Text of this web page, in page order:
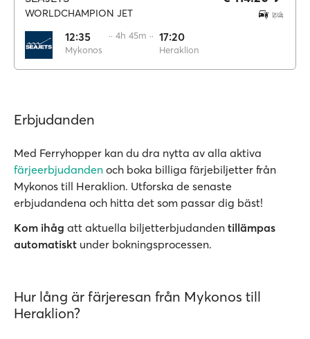
WORLDCHAMPION JET
12:35
Mykonos
·· 4h 45m ·· 17:20
Heraklion
Erbjudanden
Med Ferryhopper kan du dra nytta av alla aktiva
färjeerbjudanden och boka billiga färjebiljetter från
Mykonos till Heraklion. Utforska de senaste
erbjudandena och hitta det som passar dig bäst!
Kom ihåg att aktuella biljetterbjudanden tillämpas
automatiskt under bokningsprocessen.
Hur lång är färjeresan från Mykonos till
Heraklion?